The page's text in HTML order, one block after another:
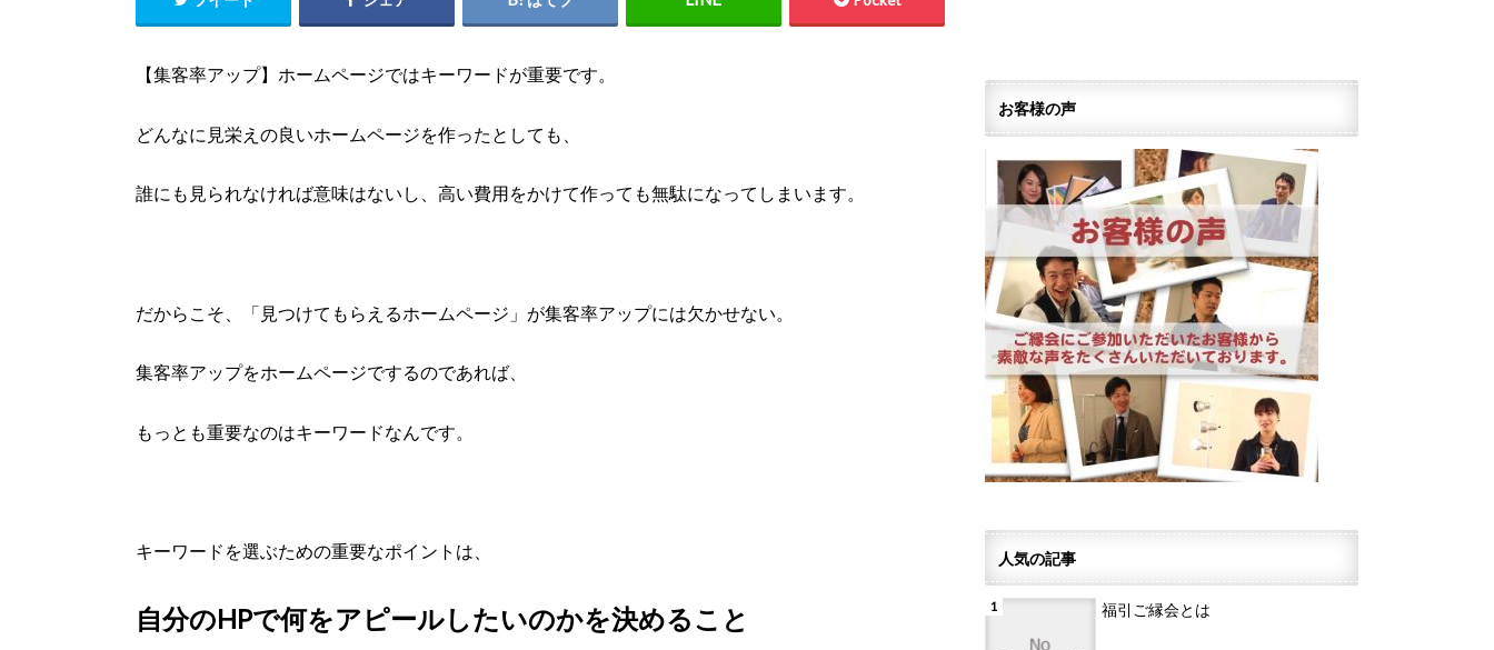
【集客率アップ】ホームページではキーワードが重要です。
どんなに見栄えの良いホームページを作ったとしても、
誰にも見られなければ意味はないし、高い費用をかけて作っても無駄になってしまいます。
だからこそ、「見つけてもらえるホームページ」が集客率アップには欠かせない。
集客率アップをホームページでするのであれば、
もっとも重要なのはキーワードなんです。
キーワードを選ぶための重要なポイントは、
自分のHPで何をアピールしたいのかを決めること
お客様の声
人気の記事
福引ご縁会とは